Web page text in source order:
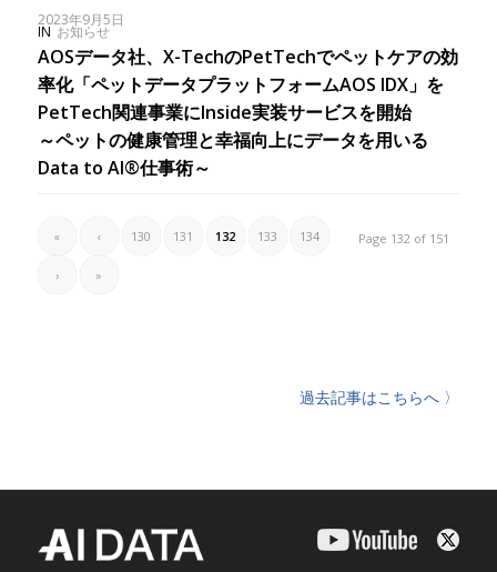
2023年9月5日
IN お知らせ
AOSデータ社、X-TechのPetTechでペットケアの効
率化「ペットデータプラットフォームAOS IDX」を
PetTech関連事業にInside実装サービスを開始
～ペットの健康管理と幸福向上にデータを用いる
Data to AI®仕事術～
Page 132 of 151
« ‹ 130 131 132 133 134
› »
過去記事はこちらへ 〉